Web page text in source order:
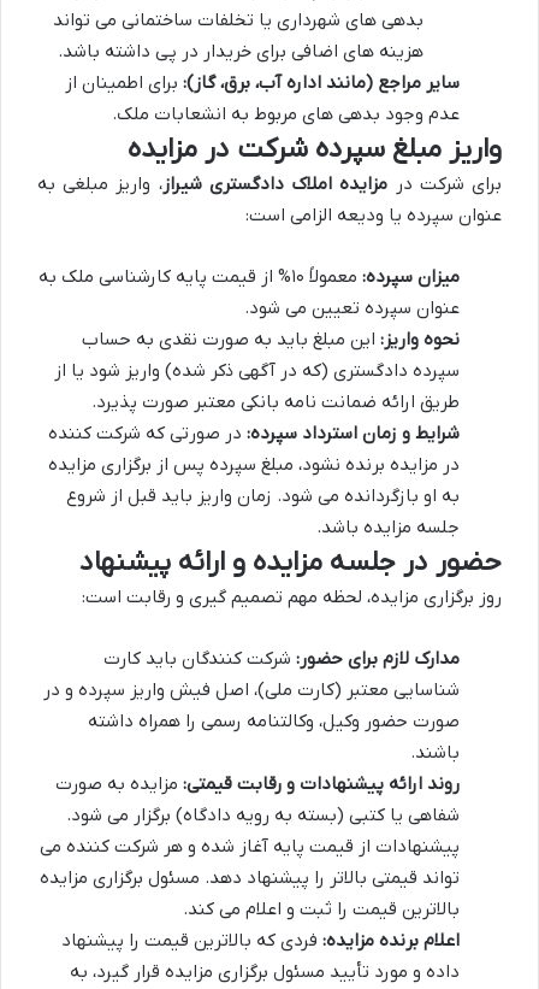
بدهی های شهرداری یا تخلفات ساختمانی می تواند
هزینه های اضافی برای خریدار در پی داشته باشد.
سایر مراجع (مانند اداره آب، برق، گاز): برای اطمینان از
عدم وجود بدهی های مربوط به انشعابات ملک.
واریز مبلغ سپرده شرکت در مزایده
برای شرکت در مزایده املاک دادگستری شیراز، واریز مبلغی به
عنوان سپرده یا ودیعه الزامی است:
میزان سپرده:
معمولاً ۱۰% از قیمت پایه کارشناسی ملک به
عنوان سپرده تعیین می شود.
نحوه واریز: این مبلغ باید به صورت نقدی به حساب
سپرده دادگستری (که در آگهی ذکر شده) واریز شود یا از
طریق ارائه ضمانت نامه بانکی معتبر صورت پذیرد.
شرایط و زمان استرداد سپرده: در صورتی که شرکت کننده
در مزایده برنده نشود، مبلغ سپرده پس از برگزاری مزایده
به او بازگردانده می شود. زمان واریز باید قبل از شروع
جلسه مزایده باشد.
حضور در جلسه مزایده و ارائه پیشنهاد
روز برگزاری مزایده، لحظه مهم تصمیم گیری و رقابت است:
مدارک لازم برای حضور: شرکت کنندگان باید کارت
شناسایی معتبر (کارت ملی)، اصل فیش واریز سپرده و در
صورت حضور وکیل، وکالتنامه رسمی را همراه داشته
باشند.
روند ارائه پیشنهادات و رقابت قیمتی: مزایده به صورت
شفاهی یا کتبی (بسته به رویه دادگاه) برگزار می شود.
پیشنهادات از قیمت پایه آغاز شده و هر شرکت کننده می
تواند قیمتی بالاتر را پیشنهاد دهد. مسئول برگزاری مزایده
بالاترین قیمت را ثبت و اعلام می کند.
اعلام برنده مزایده: فردی که بالاترین قیمت را پیشنهاد
داده و مورد تأیید مسئول برگزاری مزایده قرار گیرد، به